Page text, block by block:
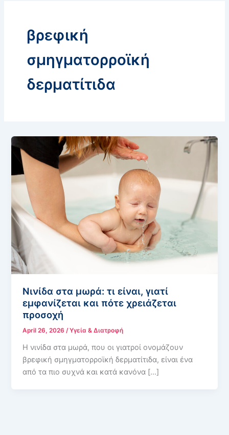
βρεφική
σμηγματορροϊκή
δερματίτιδα
Νινίδα στα μωρά: τι είναι, γιατί
εμφανίζεται και πότε χρειάζεται
προσοχή
April 26, 2026/Υγεία & Διατροφή
Η νινίδα στα μωρά, που οι γιατροί ονομάζουν
βρεφική σμηγματορροϊκή δερματίτιδα, είναι ένα
από τα πιο συχνά και κατά κανόνα […]